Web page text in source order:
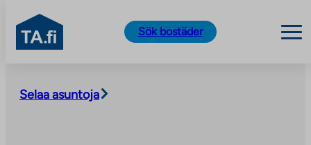
content
TA.fi
Sök bostäder
Selaa asuntoja